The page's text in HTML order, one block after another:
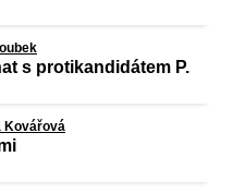
s protikandidátem P.
Kovářová